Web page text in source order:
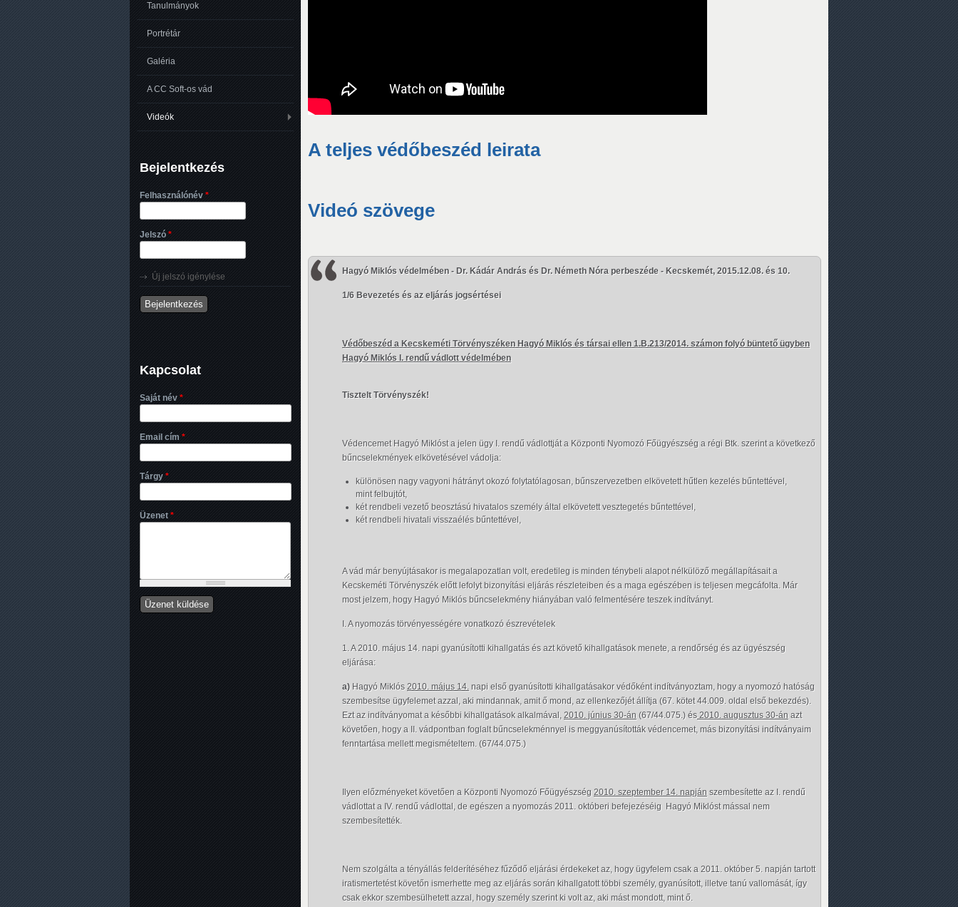
A teljes védőbeszéd leirata
Videó szövege
Hagyó Miklós védelmében - Dr. Kádár András és Dr. Németh Nóra perbeszéde - Kecskemét, 2015.12.08. és 10.
1/6 Bevezetés és az eljárás jogsértései
Védőbeszéd a Kecskeméti Törvényszéken Hagyó Miklós és társai ellen 1.B.213/2014. számon folyó büntető ügyben
Hagyó Miklós I. rendű vádlott védelmében
Tisztelt Törvényszék!
Védencemet Hagyó Miklóst a jelen ügy I. rendű vádlottját a Központi Nyomozó Főügyészség a régi Btk. szerint a következő
bűncselekmények elkövetésével vádolja:
különösen nagy vagyoni hátrányt okozó folytatólagosan, bűnszervezetben elkövetett hűtlen kezelés bűntettével,
mint felbujtót,
két rendbeli vezető beosztású hivatalos személy által elkövetett vesztegetés bűntettével,
két rendbeli hivatali visszaélés bűntettével,
A vád már benyújtásakor is megalapozatlan volt, eredetileg is minden ténybeli alapot nélkülöző megállapításait a
Kecskeméti Törvényszék előtt lefolyt bizonyítási eljárás részleteiben és a maga egészében is teljesen megcáfolta. Már
most jelzem, hogy Hagyó Miklós bűncselekmény hiányában való felmentésére teszek indítványt.
I. A nyomozás törvényességére vonatkozó észrevételek
1. A 2010. május 14. napi gyanúsítotti kihallgatás és azt követő kihallgatások menete, a rendőrség és az ügyészség
eljárása:
a) Hagyó Miklós 2010. május 14. napi első gyanúsítotti kihallgatásakor védőként indítványoztam, hogy a nyomozó hatóság
szembesítse ügyfelemet azzal, aki mindannak, amit ő mond, az ellenkezőjét állítja (67. kötet 44.009. oldal első bekezdés).
Ezt az indítványomat a későbbi kihallgatások alkalmával, 2010. június 30-án (67/44.075.) és 2010. augusztus 30-án azt
követően, hogy a II. vádpontban foglalt bűncselekménnyel is meggyanúsították védencemet, más bizonyítási indítványaim
fenntartása mellett megismételtem. (67/44.075.)
Ilyen előzményeket követően a Központi Nyomozó Főügyészség 2010. szeptember 14. napján szembesítette az I. rendű
vádlottat a IV. rendű vádlottal, de egészen a nyomozás 2011. októberi befejezéséig Hagyó Miklóst mással nem
szembesítették.
Nem szolgálta a tényállás felderítéséhez fűződő eljárási érdekeket az, hogy ügyfelem csak a 2011. október 5. napján tartott
iratismertetést követőn ismerhette meg az eljárás során kihallgatott többi személy, gyanúsított, illetve tanú vallomását, így
csak ekkor szembesülhetett azzal, hogy személy szerint ki volt az, aki mást mondott, mint ő.
Tanulmányok
Portrétár
Galéria
A CC Soft-os vád
Videók
Bejelentkezés
Felhasználónév *
Jelszó *
Új jelszó igénylése
Kapcsolat
Saját név *
Email cím *
Tárgy *
Üzenet *